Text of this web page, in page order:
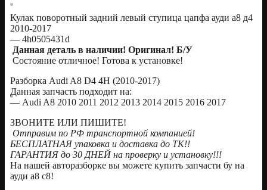
Кулак поворотный задний левый ступица цапфа ауди а8 д4
2010-2017
— 4h0505431d
Данная деталь в наличии! Оригинал! Б/У
Состояние отличное! Готова к установке!
Разборка Audi A8 D4 4H (2010-2017)
Данная запчасть подходит на:
— Audi A8 2010 2011 2012 2013 2014 2015 2016 2017
ЗВОНИТЕ ИЛИ ПИШИТЕ!
Отправим по РФ транспортной компанией!
БЕСПЛАТНАЯ упаковка и доставка до ТК!!
ГАРАНТИЯ до 30 ДНЕЙ на проверку и установку!!!
На нашей авторазборке вы можете купить запчасти бу на
ауди а8 с8!